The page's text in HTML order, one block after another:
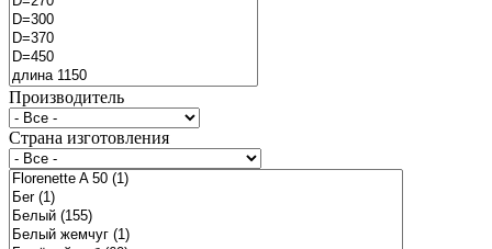
Производитель
Страна изготовления